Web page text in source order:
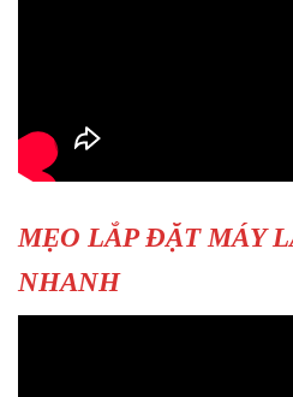
MẸO LẮP ĐẶT MÁY
NHANH